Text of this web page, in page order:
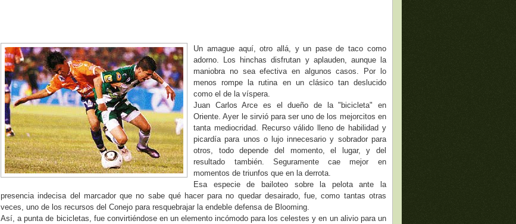
Un amague aquí, otro allá, y un pase de taco como
adorno. Los hinchas disfrutan y aplauden, aunque la
maniobra no sea efectiva en algunos casos. Por lo
menos rompe la rutina en un clásico tan deslucido
como el de la víspera.
Juan Carlos Arce es el dueño de la "bicicleta" en
Oriente. Ayer le sirvió para ser uno de los mejorcitos en
tanta mediocridad. Recurso válido lleno de habilidad y
picardía para unos o lujo innecesario y sobrador para
otros, todo depende del momento, el lugar, y del
resultado también. Seguramente cae mejor en
momentos de triunfos que en la derrota.
Esa especie de bailoteo sobre la pelota ante la
presencia indecisa del marcador que no sabe qué hacer para no quedar desairado, fue, como tantas otras
veces, uno de los recursos del Conejo para resquebrajar la endeble defensa de Blooming.
Así, a punta de bicicletas, fue convirtiéndose en un elemento incómodo para los celestes y en un alivio para un